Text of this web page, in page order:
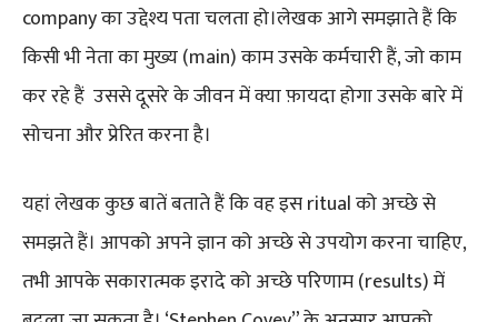
company का उद्देश्य पता चलता हो।लेखक आगे समझाते हैं कि
किसी भी नेता का मुख्य (main) काम उसके कर्मचारी हैं, जो काम
कर रहे हैं उससे दूसरे के जीवन में क्या फ़ायदा होगा उसके बारे में
सोचना और प्रेरित करना है।
यहां लेखक कुछ बातें बताते हैं कि वह इस ritual को अच्छे से
समझते हैं। आपको अपने ज्ञान को अच्छे से उपयोग करना चाहिए,
तभी आपके सकारात्मक इरादे को अच्छे परिणाम (results) में